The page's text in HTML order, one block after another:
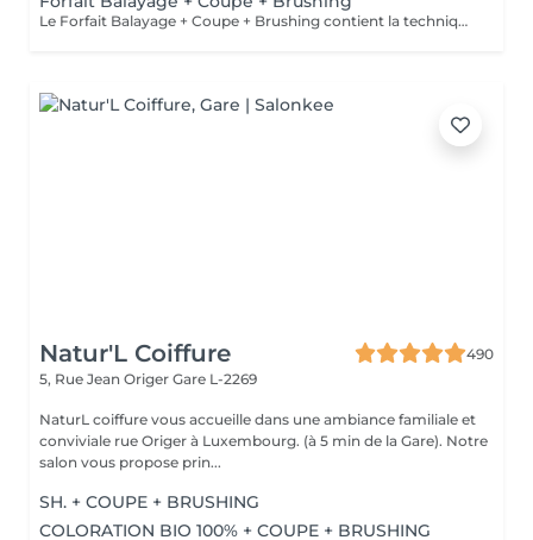
Le Forfait Balayage + Coupe + Brushing contient la technique Balayage, un coulage (pour donner le bon reflet au Balayage), Olaplex, une Coupe et un Brushing. Dépendant de la quantité de produit utilisée ou de la longueur des cheveux, le prix peut varier. En cas de questions veuillez appeler au +352 26 35 02 89.
Natur'L Coiffure
490
5, Rue Jean Origer Gare L-2269
NaturL coiffure vous accueille dans une ambiance familiale et
conviviale rue Origer à Luxembourg. (à 5 min de la Gare). Notre
salon vous propose prin...
SH. + COUPE + BRUSHING
COLORATION BIO 100% + COUPE + BRUSHING